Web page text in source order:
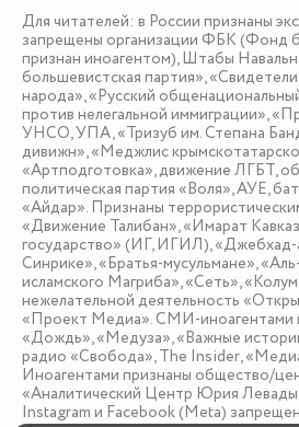
Для читателей: в России признаны
запрещены организации ФБК (Фонд
признан иноагентом), Штабы
большевистская партия»,
народа», «Русский
против нелегальной иммиграции»,
УНСО, УПА, «Тризуб им. Степана
дивижн», «Меджлис
«Артподготовка», движение ЛГБТ,
политическая партия «Воля», АУЕ,
«Айдар». Признаны
«Движение Талибан», «Имарат
государство» (ИГ, ИГИЛ),
Синрике», «Братья-мусульмане»,
исламского Магриба», «Сеть»,
нежелательной деятельность
«Проект Медиа». СМИ-иноагентами
«Дождь», «Медуза», «Важные
радио «Свобода», The Insider,
Иноагентами признаны общество/
«Аналитический Центр Юрия
Instagram и Facebook (Metа)